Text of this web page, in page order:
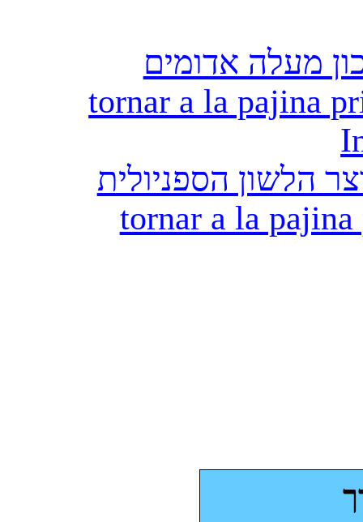
מעלה אדומים
tornar a la pajina
הלשון הספניולית
tornar a la